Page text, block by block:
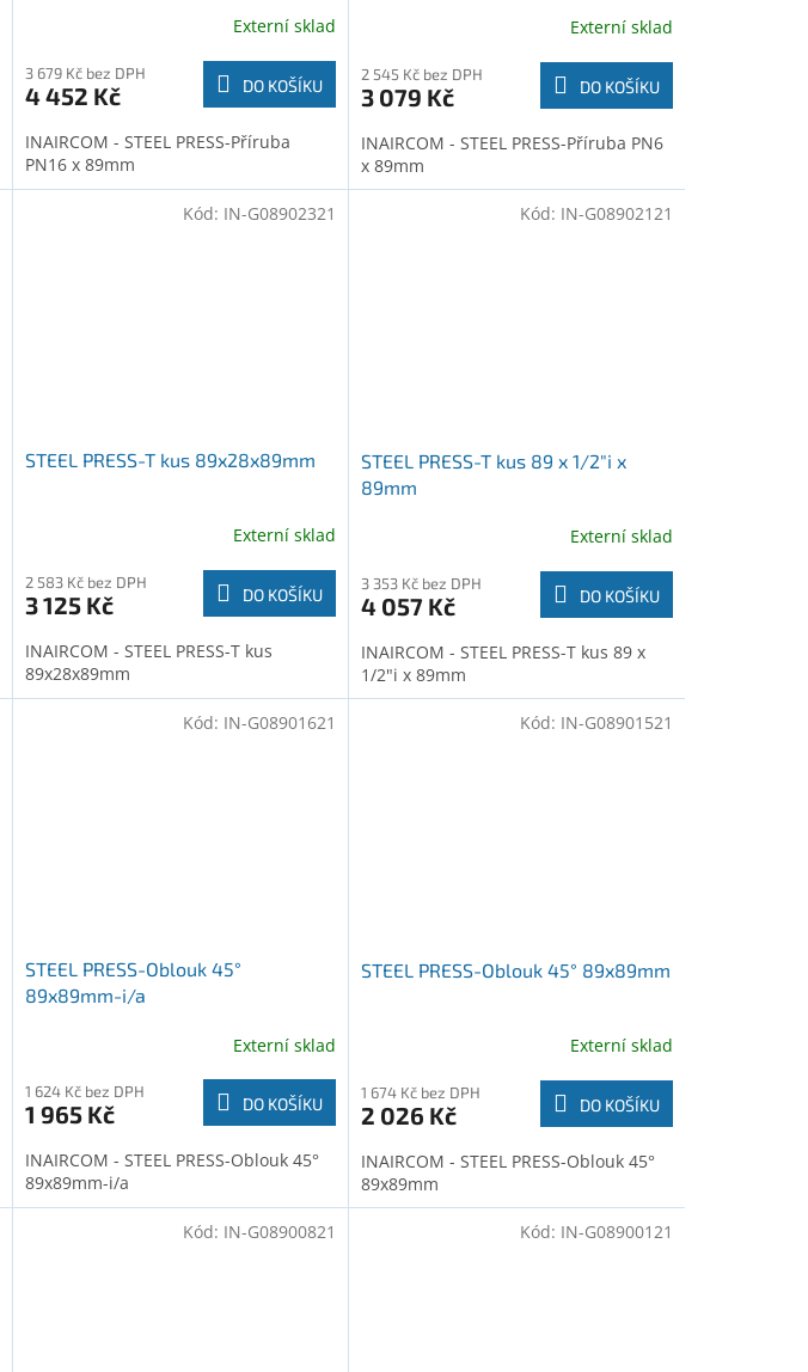
Externí sklad
3 679 Kč bez DPH
4 452 Kč DO KOŠÍKU
INAIRCOM - STEEL PRESS-Příruba
PN16 x 89mm
Externí sklad
2 545 Kč bez DPH
3 079 Kč DO KOŠÍKU
INAIRCOM - STEEL PRESS-Příruba PN6
x 89mm
STEEL PRESS-T kus 89x28x89mm
Externí sklad
2 583 Kč bez DPH
3 125 Kč DO KOŠÍKU
INAIRCOM - STEEL PRESS-T kus
89x28x89mm
Kód: IN-G08902321
STEEL PRESS-T kus 89 x 1/2"i x
89mm
Externí sklad
3 353 Kč bez DPH
4 057 Kč DO KOŠÍKU
INAIRCOM - STEEL PRESS-T kus 89 x
1/2"i x 89mm
Kód: IN-G08902121
STEEL PRESS-Oblouk 45°
89x89mm-i/a
Externí sklad
1 624 Kč bez DPH
1 965 Kč DO KOŠÍKU
INAIRCOM - STEEL PRESS-Oblouk 45°
89x89mm-i/a
Kód: IN-G08901621
STEEL PRESS-Oblouk 45° 89x89mm
Externí sklad
1 674 Kč bez DPH
2 026 Kč DO KOŠÍKU
INAIRCOM - STEEL PRESS-Oblouk 45°
89x89mm
Kód: IN-G08901521
Kód: IN-G08900821 Kód: IN-G08900121